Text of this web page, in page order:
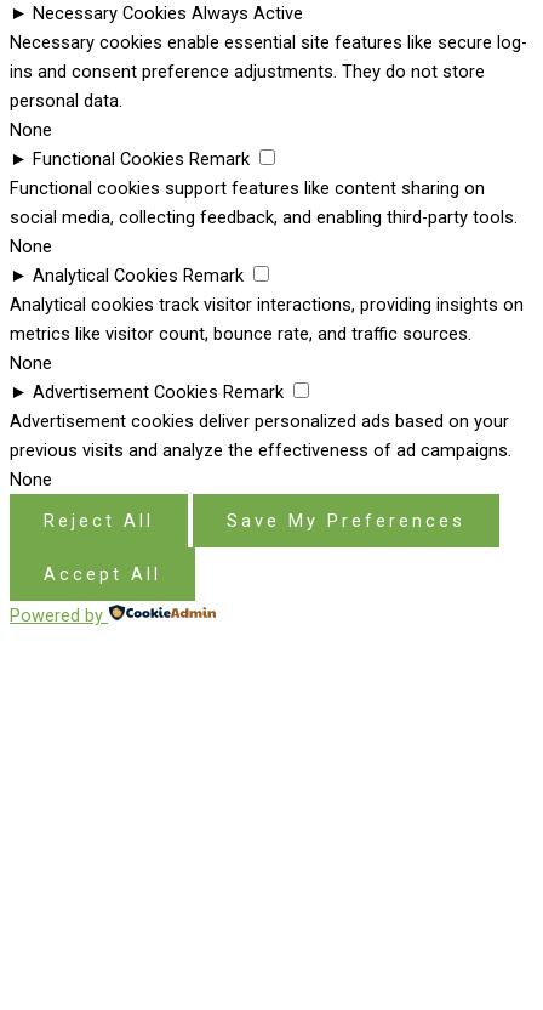
► Necessary Cookies Always Active
Necessary cookies enable essential site features like secure log-
ins and consent preference adjustments. They do not store
personal data.
None
► Functional Cookies Remark
Functional cookies support features like content sharing on
social media, collecting feedback, and enabling third-party tools.
None
► Analytical Cookies Remark
Analytical cookies track visitor interactions, providing insights on
metrics like visitor count, bounce rate, and traffic sources.
None
► Advertisement Cookies Remark
Advertisement cookies deliver personalized ads based on your
previous visits and analyze the effectiveness of ad campaigns.
None
Reject All
Save My Preferences
Accept All
Powered by